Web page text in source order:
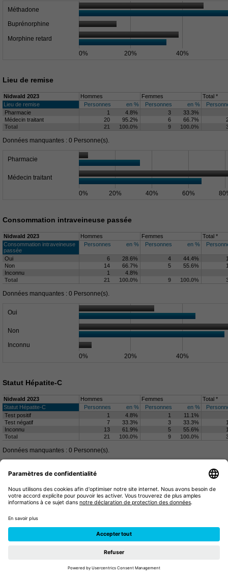
Méthadone
Buprénorphine
Morphine retard
0% 20% 40%
Lieu de remise
Nidwald 2023 Hommes Femmes
Total *
Lieu de remise
Personnes en % Personnes en %
Pharmacie
1 4.8% 3
33.3%
Médecin traitant
20 95.2% 6 66.7%
Total
21 100.0% 9 100.0%
Données manquantes : 0 Personne(s).
Pharmacie
Médecin traitant
0% 20% 40% 60%
Consommation intraveineuse passée
Nidwald 2023 Hommes Femmes
Total *
Consommation intraveineuse
passée
Personnes en % Personnes en %
Oui 6 28.6% 4 44.4%
Non
14 66.7% 5 55.6%
Inconnu
1
4.8%
Total
21 100.0% 9 100.0%
Données manquantes : 0 Personne(s).
Oui
Non
Inconnu
0%
20% 40%
Statut Hépatite-C
Nidwald 2023 Hommes Femmes
Total *
Statut Hépatite-C
Personnes en % Personnes en %
Test positif
1 4.8% 1
11.1%
Test négatif
7 33.3% 3 33.3%
Inconnu
13 61.9% 5 55.6%
Total
21 100.0% 9 100.0%
Données manquantes : 0 Personne(s).
Test négatif
Inconnu
confidentialité